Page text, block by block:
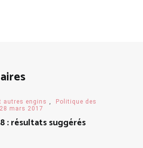
autres engins ,
Politique des
28 mars 2017
: résultats suggérés